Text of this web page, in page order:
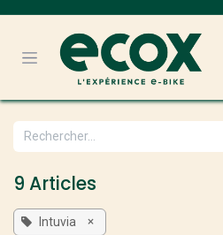
9 Articles
Intuvia ×